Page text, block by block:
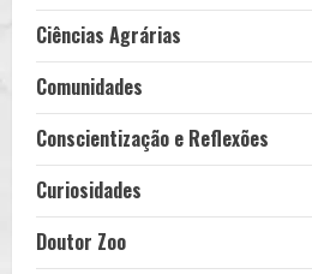
Ciências Agrárias
Comunidades
Conscientização e Reflexões
Curiosidades
Doutor Zoo